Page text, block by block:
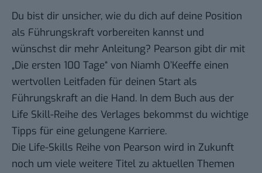
Du bist dir unsicher, wie du dich auf deine Position
als Führungskraft vorbereiten kannst und
wünschst dir mehr Anleitung? Pearson gibt dir mit
„Die ersten 100 Tage“ von Niamh O’Keeffe einen
wertvollen Leitfaden für deinen Start als
Führungskraft an die Hand. In dem Buch aus der
Life Skill-Reihe des Verlages bekommst du wichtige
Tipps für eine gelungene Karriere.
Die Life-Skills Reihe von Pearson wird in Zukunft
noch um viele weitere Titel zu aktuellen Themen